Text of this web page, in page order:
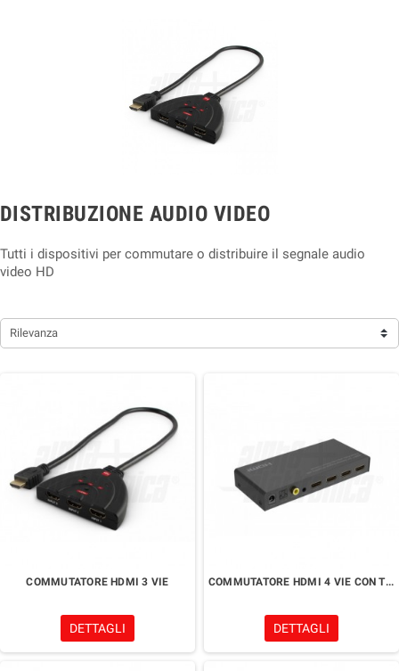
DISTRIBUZIONE AUDIO VIDEO
Tutti i dispositivi per commutare o distribuire il segnale audio
video HD
Rilevanza
COMMUTATORE HDMI 3 VIE
DETTAGLI
COMMUTATORE HDMI 4 VIE CON TELECOMANDO
DETTAGLI